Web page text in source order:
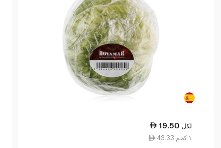
19.50 لكل
43.33 ١ كجم